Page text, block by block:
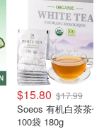
$15.80 $17.99
Soeos 有机白茶茶包
100袋 180g